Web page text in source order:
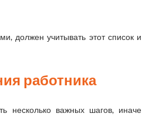
должен учитывать этот список и
работника
несколько важных шагов, иначе